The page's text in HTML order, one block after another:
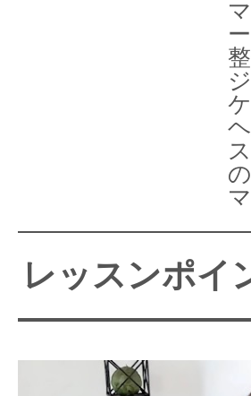
レッスンポイ